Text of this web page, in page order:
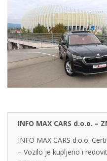
INFO MAX CARS d.o.o. –
INFO MAX CARS d.o.o.
– Vozilo je kupljeno i